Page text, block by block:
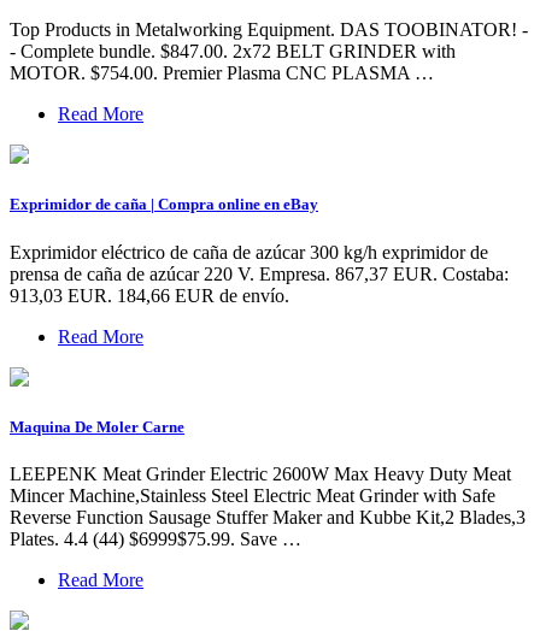
Top Products in Metalworking Equipment. DAS TOOBINATOR! -
- Complete bundle. $847.00. 2x72 BELT GRINDER with
MOTOR. $754.00. Premier Plasma CNC PLASMA …
Read More
Exprimidor de caña | Compra online en eBay
Exprimidor eléctrico de caña de azúcar 300 kg/h exprimidor de
prensa de caña de azúcar 220 V. Empresa. 867,37 EUR. Costaba:
913,03 EUR. 184,66 EUR de envío.
Read More
Maquina De Moler Carne
LEEPENK Meat Grinder Electric 2600W Max Heavy Duty Meat
Mincer Machine,Stainless Steel Electric Meat Grinder with Safe
Reverse Function Sausage Stuffer Maker and Kubbe Kit,2 Blades,3
Plates. 4.4 (44) $6999$75.99. Save …
Read More